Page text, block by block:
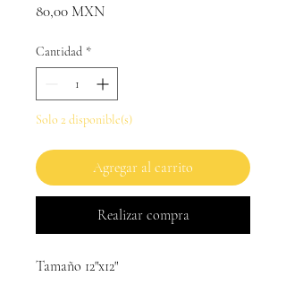
80,00 MXNPrecio
Cantidad *
Solo 2 disponible(s)
Agregar al carrito
Realizar compra
Tamaño 12"x12"